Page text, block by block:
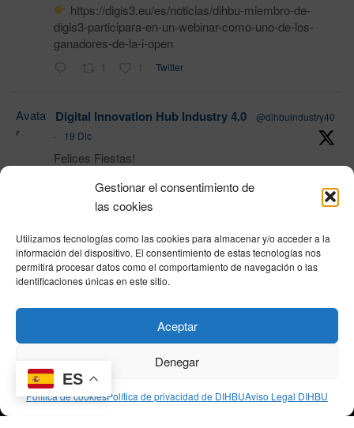
Gestionar el consentimiento de
las cookies
Utilizamos tecnologías como las cookies para almacenar y/o acceder a la
información del dispositivo. El consentimiento de estas tecnologías nos
permitirá procesar datos como el comportamiento de navegación o las
identificaciones únicas en este sitio.
Aceptar
Denegar
Política de cookiesPolítica de privacidad de DIHBUAviso Legal DIHBU
https://digis3.eu/es/noticias/dihbu-miembro-de-
digis3-participara-en-un-webinar-como-uno-de-los-
ganadores-de-la-i-open
1 1 Twitter
Avata
r
Digital Innovation Hub Industry 4.0
@dihbuindustry40
·
19 Dic
Felices Fiestas!
1 Twitter
Load More
Política de privacidad|Aviso Legal|Política de cookies|DNSH|Trabaja con
ES